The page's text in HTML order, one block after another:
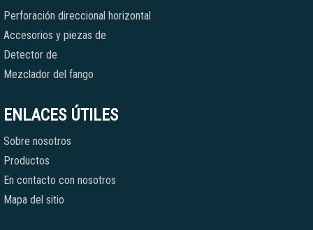
Perforación direccional horizontal
Accesorios y piezas de
Detector de
Mezclador del fango
ENLACES ÚTILES
Sobre nosotros
Productos
En contacto con nosotros
Mapa del sitio